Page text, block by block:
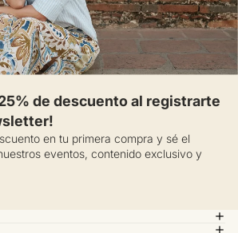
de descuento al registrarte
en tu primera compra y sé el
eventos, contenido exclusivo y